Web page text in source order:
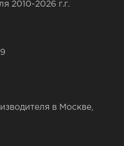
2010-2026 г.г.
в Москве,